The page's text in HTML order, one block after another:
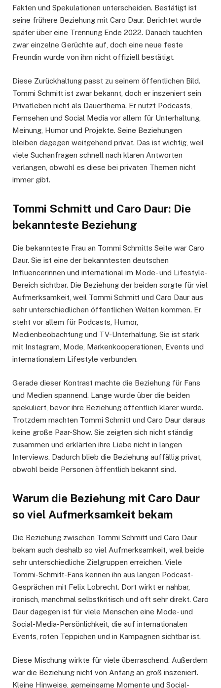
Fakten und Spekulationen unterscheiden. Bestätigt ist
seine frühere Beziehung mit Caro Daur. Berichtet wurde
später über eine Trennung Ende 2022. Danach tauchten
zwar einzelne Gerüchte auf, doch eine neue feste
Freundin wurde von ihm nicht offiziell bestätigt.
Diese Zurückhaltung passt zu seinem öffentlichen Bild.
Tommi Schmitt ist zwar bekannt, doch er inszeniert sein
Privatleben nicht als Dauerthema. Er nutzt Podcasts,
Fernsehen und Social Media vor allem für Unterhaltung,
Meinung, Humor und Projekte. Seine Beziehungen
bleiben dagegen weitgehend privat. Das ist wichtig, weil
viele Suchanfragen schnell nach klaren Antworten
verlangen, obwohl es diese bei privaten Themen nicht
immer gibt.
Tommi Schmitt und Caro Daur: Die
bekannteste Beziehung
Die bekannteste Frau an Tommi Schmitts Seite war Caro
Daur. Sie ist eine der bekanntesten deutschen
Influencerinnen und international im Mode- und Lifestyle-
Bereich sichtbar. Die Beziehung der beiden sorgte für viel
Aufmerksamkeit, weil Tommi Schmitt und Caro Daur aus
sehr unterschiedlichen öffentlichen Welten kommen. Er
steht vor allem für Podcasts, Humor,
Medienbeobachtung und TV-Unterhaltung. Sie ist stark
mit Instagram, Mode, Markenkooperationen, Events und
internationalem Lifestyle verbunden.
Gerade dieser Kontrast machte die Beziehung für Fans
und Medien spannend. Lange wurde über die beiden
spekuliert, bevor ihre Beziehung öffentlich klarer wurde.
Trotzdem machten Tommi Schmitt und Caro Daur daraus
keine große Paar-Show. Sie zeigten sich nicht ständig
zusammen und erklärten ihre Liebe nicht in langen
Interviews. Dadurch blieb die Beziehung auffällig privat,
obwohl beide Personen öffentlich bekannt sind.
Warum die Beziehung mit Caro Daur
so viel Aufmerksamkeit bekam
Die Beziehung zwischen Tommi Schmitt und Caro Daur
bekam auch deshalb so viel Aufmerksamkeit, weil beide
sehr unterschiedliche Zielgruppen erreichen. Viele
Tommi-Schmitt-Fans kennen ihn aus langen Podcast-
Gesprächen mit Felix Lobrecht. Dort wirkt er nahbar,
ironisch, manchmal selbstkritisch und oft sehr direkt. Caro
Daur dagegen ist für viele Menschen eine Mode- und
Social-Media-Persönlichkeit, die auf internationalen
Events, roten Teppichen und in Kampagnen sichtbar ist.
Diese Mischung wirkte für viele überraschend. Außerdem
war die Beziehung nicht von Anfang an groß inszeniert.
Kleine Hinweise, gemeinsame Momente und Social-